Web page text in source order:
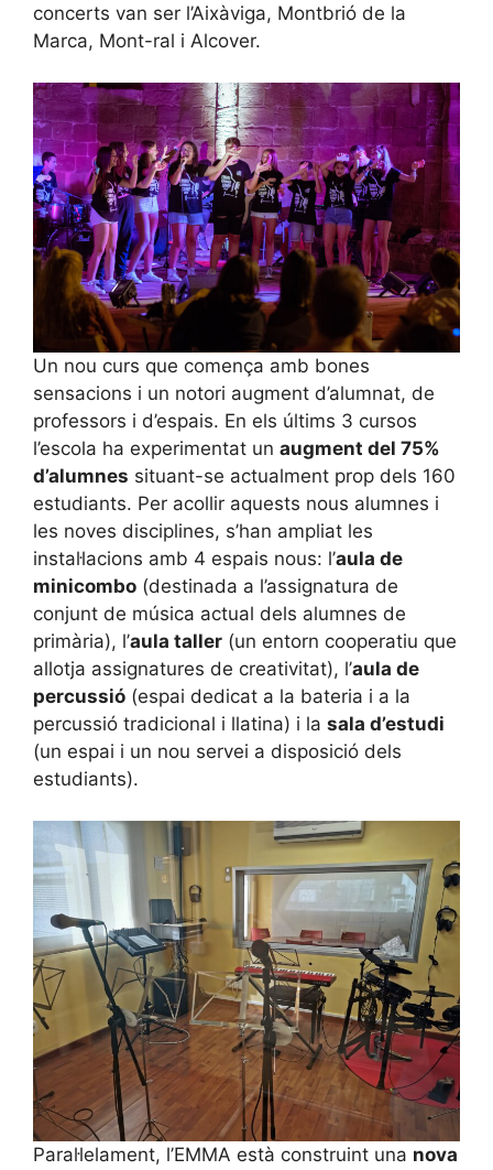
concerts van ser l’Aixàviga, Montbrió de la
Marca, Mont-ral i Alcover.
Un nou curs que comença amb bones
sensacions i un notori augment d’alumnat, de
professors i d’espais. En els últims 3 cursos
l’escola ha experimentat un augment del 75%
d’alumnes situant-se actualment prop dels 160
estudiants. Per acollir aquests nous alumnes i
les noves disciplines, s’han ampliat les
instal·lacions amb 4 espais nous: l’aula de
minicombo (destinada a l’assignatura de
conjunt de música actual dels alumnes de
primària), l’aula taller (un entorn cooperatiu que
allotja assignatures de creativitat), l’aula de
percussió (espai dedicat a la bateria i a la
percussió tradicional i llatina) i la sala d’estudi
(un espai i un nou servei a disposició dels
estudiants).
Paral·lelament, l’EMMA està construint una nova